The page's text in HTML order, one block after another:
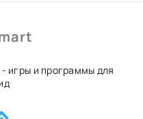
игры и программы для